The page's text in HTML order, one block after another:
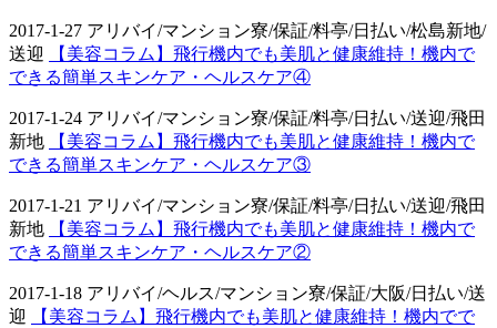
2017-1-27 アリバイ/マンション寮/保証/料亭/日払い/松島新地/
送迎
【美容コラム】飛行機内でも美肌と健康維持！機内で
できる簡単スキンケア・ヘルスケア④
2017-1-24 アリバイ/マンション寮/保証/料亭/日払い/送迎/飛田
新地
【美容コラム】飛行機内でも美肌と健康維持！機内で
できる簡単スキンケア・ヘルスケア③
2017-1-21 アリバイ/マンション寮/保証/料亭/日払い/送迎/飛田
新地
【美容コラム】飛行機内でも美肌と健康維持！機内で
できる簡単スキンケア・ヘルスケア②
2017-1-18 アリバイ/ヘルス/マンション寮/保証/大阪/日払い/送
迎
【美容コラム】飛行機内でも美肌と健康維持！機内でで